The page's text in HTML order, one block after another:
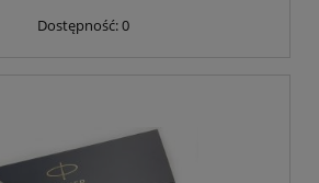
Dostępność:0